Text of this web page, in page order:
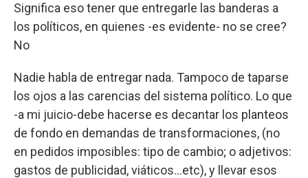
Significa eso tener que entregarle las banderas a
los políticos, en quienes -es evidente- no se cree?
No
Nadie habla de entregar nada. Tampoco de taparse
los ojos a las carencias del sistema político. Lo que
-a mi juicio-debe hacerse es decantar los planteos
de fondo en demandas de transformaciones, (no
en pedidos imposibles: tipo de cambio; o adjetivos:
gastos de publicidad, viáticos…etc), y llevar esos